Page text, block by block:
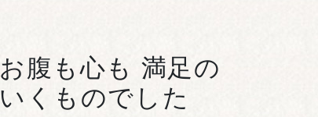
お腹も心も 満足の
いくものでした